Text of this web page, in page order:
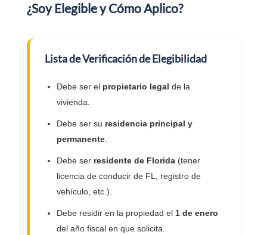
¿Soy Elegible y Cómo Aplico?
Lista de Verificación de Elegibilidad
Debe ser el propietario legal de la
vivienda.
Debe ser su residencia principal y
permanente.
Debe ser residente de Florida(tener
licencia de conducir de FL, registro de
vehículo, etc.).
Debe residir en la propiedad el 1 de enero
del año fiscal en que solicita.